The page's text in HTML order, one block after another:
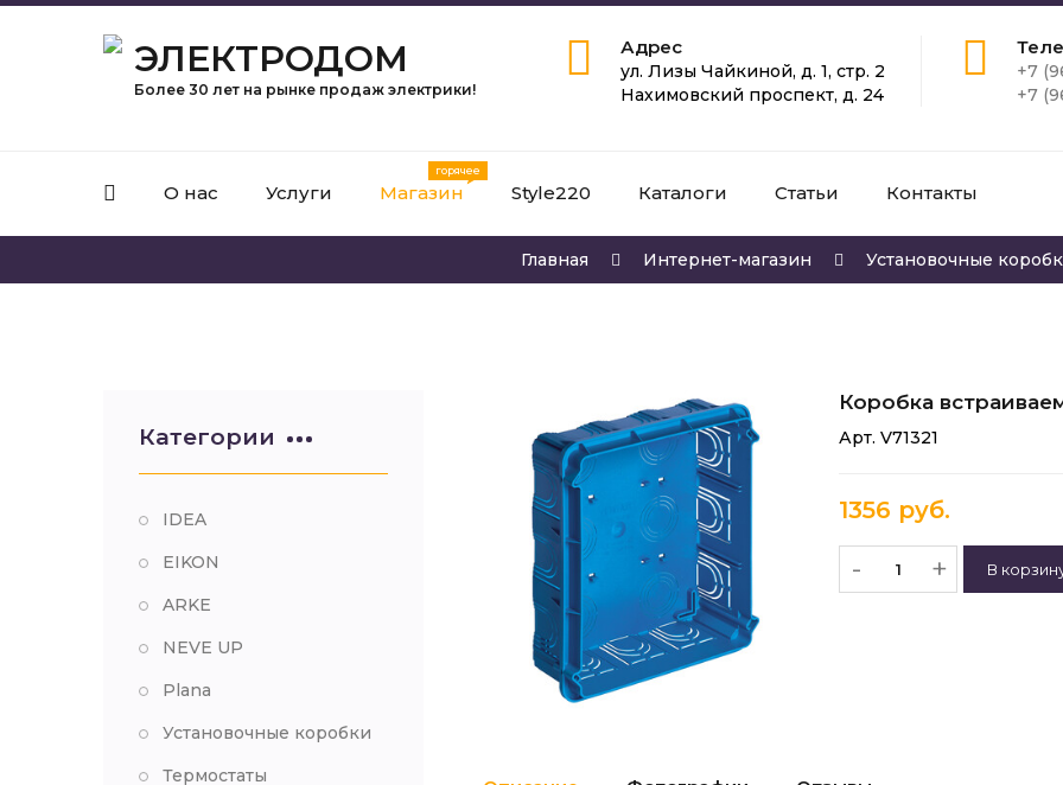
ЭЛЕКТРОДОМ
Более 30 лет на рынке продаж электрики!
Адрес
ул. Лизы Чайкиной, д. 1, стр. 2
Нахимовский проспект, д. 24
+7
+7
О нас Услуги Магазин Style220 Каталоги Статьи Контакты
Главная Интернет-магазин Установочные
Коробка
Арт. V71321
1356 руб.
- +
Категории
IDEA
EIKON
ARKE
NEVE UP
Plana
Установочные коробки
Термостаты